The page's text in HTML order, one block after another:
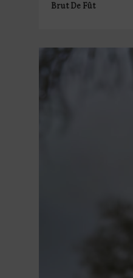
Brut De Fût